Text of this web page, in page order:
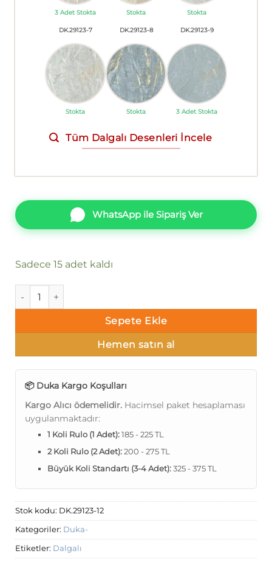
3 Adet Stokta Stokta Stokta
DK.29123-7
Stokta
DK.29123-8
Stokta
DK.29123-9
3 Adet Stokta
Tüm Dalgalı Desenleri İncele
WhatsApp ile Sipariş Ver
Sadece 15 adet kaldı
Duka Fountain dk.29123-12 adet
Sepete Ekle
Hemen satın al
📦 Duka Kargo Koşulları
Kargo Alıcı ödemelidir. Hacimsel paket hesaplaması
uygulanmaktadır:
1 Koli Rulo (1 Adet):185 - 225 TL
2 Koli Rulo (2 Adet):200 - 275 TL
Büyük Koli Standartı (3-4 Adet):325 - 375 TL
Stok kodu: DK.29123-12
Kategoriler: Duka-
Etiketler: Dalgalı